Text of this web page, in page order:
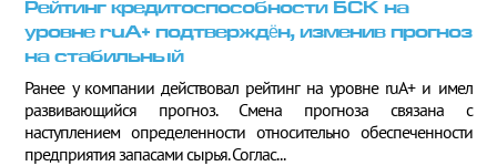
Рейтинг кредитоспособности БСК на
уровне ruA+ подтверждён, изменив прогноз
на стабильный
Ранее у компании действовал рейтинг на уровне ruA+ и имел
развивающийся прогноз. Смена прогноза связана с
наступлением определенности относительно обеспеченности
предприятия запасами сырья. Соглас...